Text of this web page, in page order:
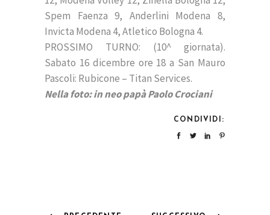
Spem Faenza 9, Anderlini Modena 8,
Invicta Modena 4, Atletico Bologna 4.
PROSSIMO TURNO: (10^ giornata).
Sabato 16 dicembre ore 18 a San Mauro
Pascoli: Rubicone – Titan Services.
Nella foto: in neo papà Paolo Crociani
CONDIVIDI: